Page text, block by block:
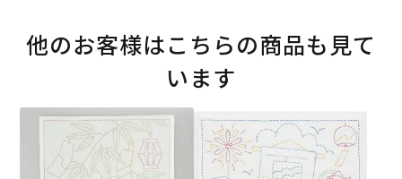
他のお客様はこちらの商品も見て
います